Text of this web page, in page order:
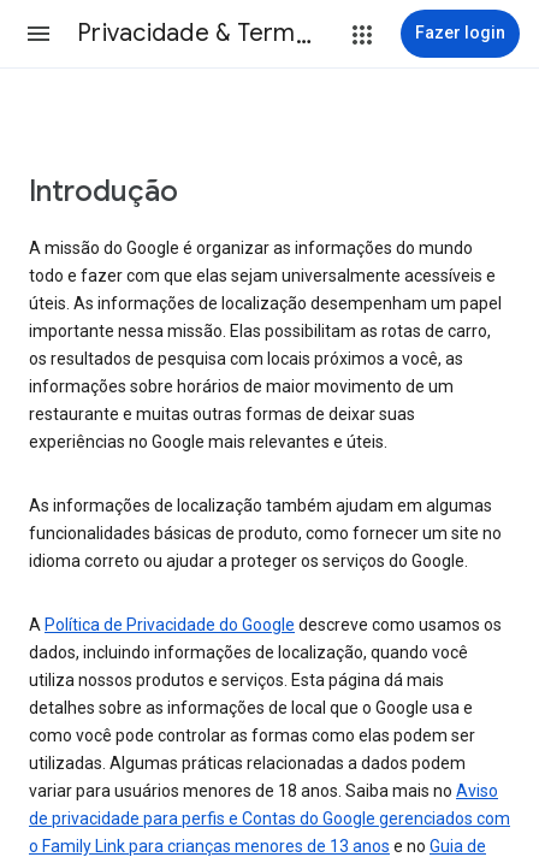
Privacidade & Termos Fazer login
Introdução
A missão do Google é organizar as informações do mundo
todo e fazer com que elas sejam universalmente acessíveis e
úteis. As informações de localização desempenham um papel
importante nessa missão. Elas possibilitam as rotas de carro,
os resultados de pesquisa com locais próximos a você, as
informações sobre horários de maior movimento de um
restaurante e muitas outras formas de deixar suas
experiências no Google mais relevantes e úteis.
As informações de localização também ajudam em algumas
funcionalidades básicas de produto, como fornecer um site no
idioma correto ou ajudar a proteger os serviços do Google.
A Política de Privacidade do Google descreve como usamos os
dados, incluindo informações de localização, quando você
utiliza nossos produtos e serviços. Esta página dá mais
detalhes sobre as informações de local que o Google usa e
como você pode controlar as formas como elas podem ser
utilizadas. Algumas práticas relacionadas a dados podem
variar para usuários menores de 18 anos. Saiba mais no Aviso
de privacidade para perfis e Contas do Google gerenciados com
o Family Link para crianças menores de 13 anos e no Guia de